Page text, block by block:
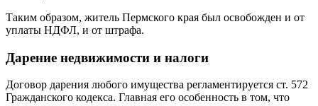
Таким образом, житель Пермского края был освобожден и от
уплаты НДФЛ, и от штрафа.
Дарение недвижимости и налоги
Договор дарения любого имущества регламентируется ст. 572
Гражданского кодекса. Главная его особенность в том, что